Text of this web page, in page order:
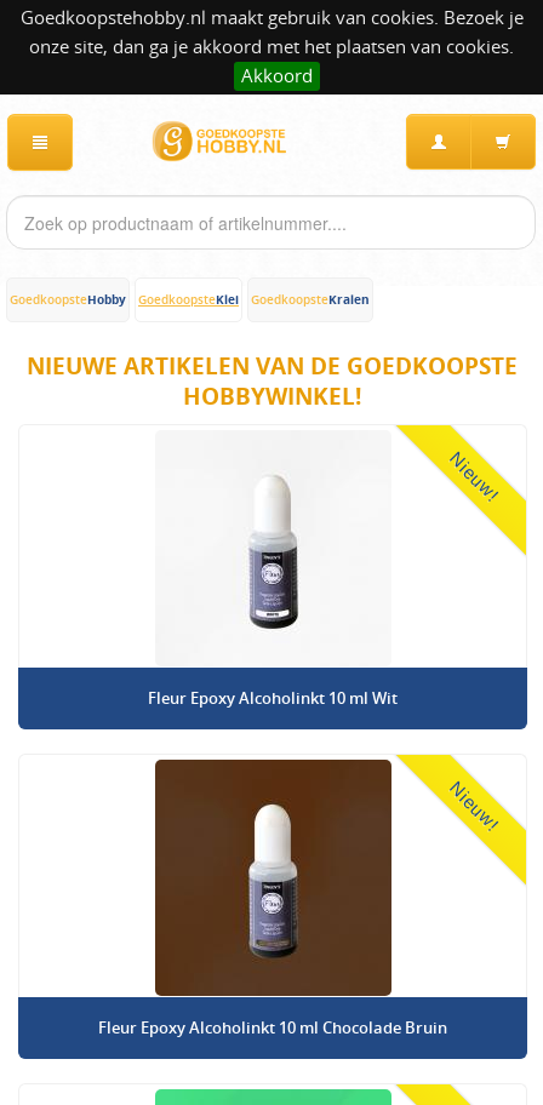
Goedkoopstehobby.nl maakt gebruik van cookies. Bezoek je
onze site, dan ga je akkoord met het plaatsen van cookies.
Akkoord
GoedkoopsteHobby GoedkoopsteKlei GoedkoopsteKralen
NIEUWE ARTIKELEN VAN DE GOEDKOOPSTE
HOBBYWINKEL!
Nieuw!
Fleur Epoxy Alcoholinkt 10 ml Wit
Nieuw!
Fleur Epoxy Alcoholinkt 10 ml Chocolade Bruin